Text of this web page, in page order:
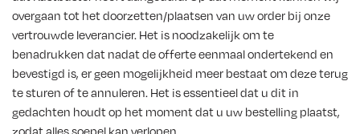
overgaan tot het doorzetten/plaatsen van uw order bij onze
vertrouwde leverancier. Het is noodzakelijk om te
benadrukken dat nadat de offerte eenmaal ondertekend en
bevestigd is, er geen mogelijkheid meer bestaat om deze terug
te sturen of te annuleren. Het is essentieel dat u dit in
gedachten houdt op het moment dat u uw bestelling plaatst,
zodat alles soepel kan verlopen.